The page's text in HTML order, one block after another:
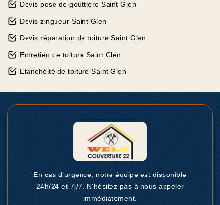
Devis pose de gouttière Saint Glen
Devis zingueur Saint Glen
Devis réparation de toiture Saint Glen
Entretien de toiture Saint Glen
Etanchéité de toiture Saint Glen
En cas d’urgence, notre équipe est disponible
24h/24 et 7j/7. N’hésitez pas à nous appeler
immédiatement.